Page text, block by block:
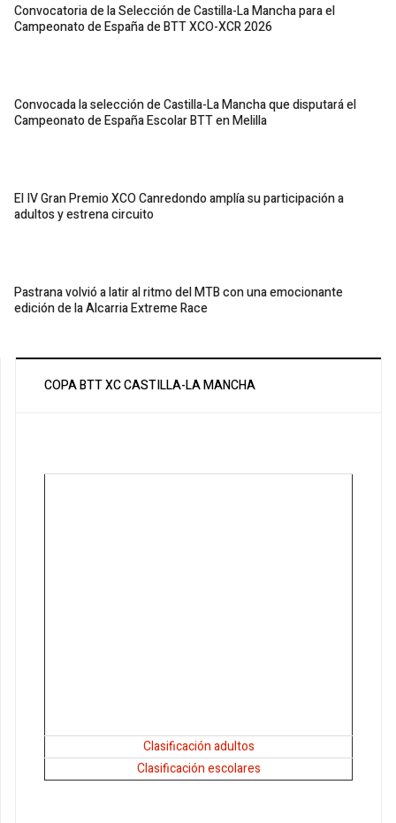
Convocatoria de la Selección de Castilla-La Mancha para el
Campeonato de España de BTT XCO-XCR 2026
Convocada la selección de Castilla-La Mancha que disputará el
Campeonato de España Escolar BTT en Melilla
El IV Gran Premio XCO Canredondo amplía su participación a
adultos y estrena circuito
Pastrana volvió a latir al ritmo del MTB con una emocionante
edición de la Alcarria Extreme Race
COPA BTT XC CASTILLA-LA MANCHA
Clasificación adultos
Clasificación escolares